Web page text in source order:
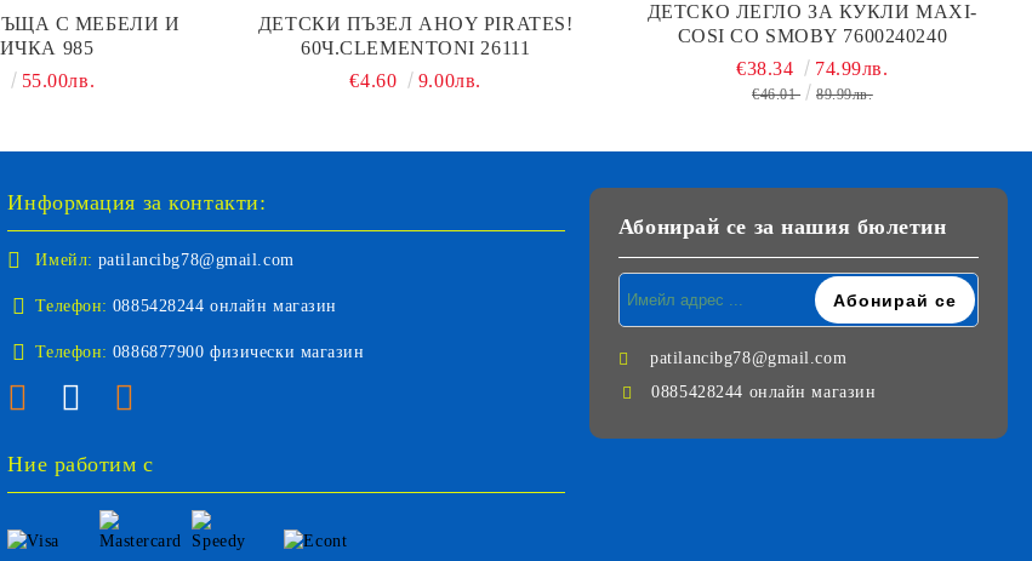
С МЕБЕЛИ И
985
55.00лв.
ДЕТСКИ ПЪЗЕЛ AHOY PIRATES!
60Ч.CLEMENTONI 26111
€4.60
9.00лв.
ДЕТСКО ЛЕГЛО ЗА КУКЛИ MAXI-
COSI CO SMOBY 7600240240
€38.34 74.99лв.
€46.01 89.99лв.
Информация за контакти:
Имейл: patilancibg78@gmail.com
Телефон: 0885428244 онлайн магазин
Телефон: 0886877900 физически магазин
Ние работим с
Абонирай се за нашия бюлетин
patilancibg78@gmail.com
0885428244 онлайн магазин